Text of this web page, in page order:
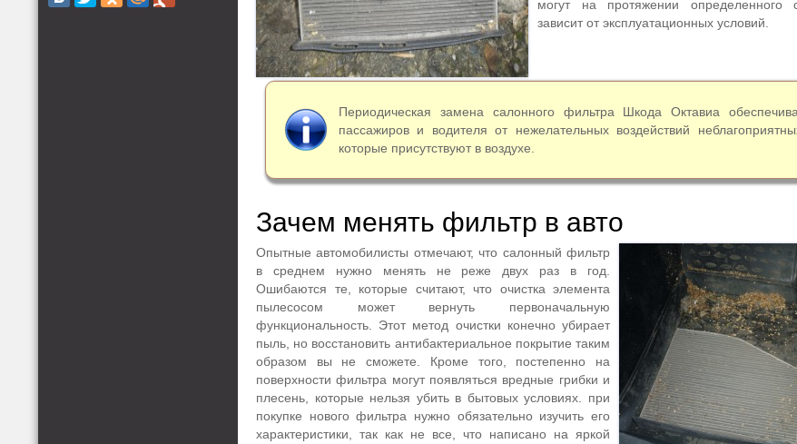
могут на протяжении определенного
зависит от эксплуатационных условий.
Периодическая замена салонного фильтра Шкода Октавиа
пассажиров и водителя от нежелательных воздействий
которые присутствуют в воздухе.
Зачем менять фильтр в авто
Опытные автомобилисты отмечают, что салонный фильтр
в среднем нужно менять не реже двух раз в год.
Ошибаются те, которые считают, что очистка элемента
пылесосом может вернуть первоначальную
функциональность. Этот метод очистки конечно убирает
пыль, но восстановить антибактериальное покрытие таким
образом вы не сможете. Кроме того, постепенно на
поверхности фильтра могут появляться вредные грибки и
плесень, которые нельзя убить в бытовых условиях. при
покупке нового фильтра нужно обязательно изучить его
характеристики, так как не все, что написано на яркой